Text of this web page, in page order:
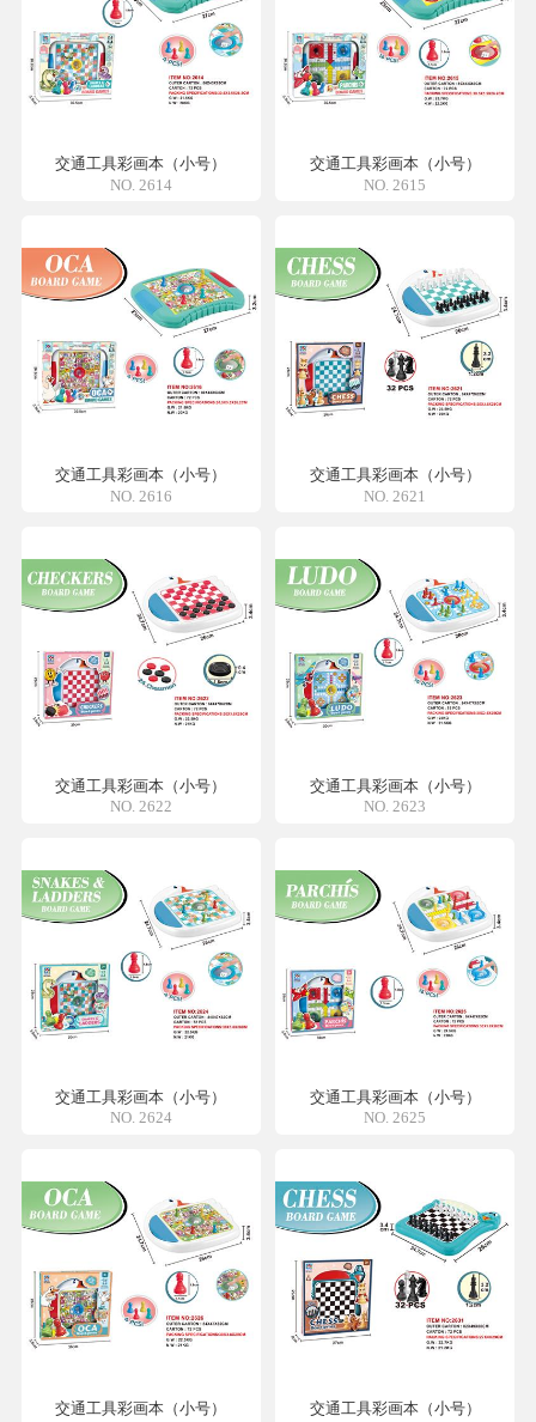
交通工具彩画本（小号）
NO. 2614
交通工具彩画本（小号）
NO. 2615
交通工具彩画本（小号）
NO. 2616
交通工具彩画本（小号）
NO. 2621
交通工具彩画本（小号）
NO. 2622
交通工具彩画本（小号）
NO. 2623
交通工具彩画本（小号）
NO. 2624
交通工具彩画本（小号）
NO. 2625
交通工具彩画本（小号）
交通工具彩画本（小号）